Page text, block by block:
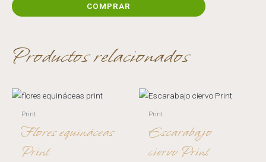
estanque
Print
COMPRAR
Productos relacionados
Print
Flores equináceas
Print
Print
Escarabajo
ciervo Print